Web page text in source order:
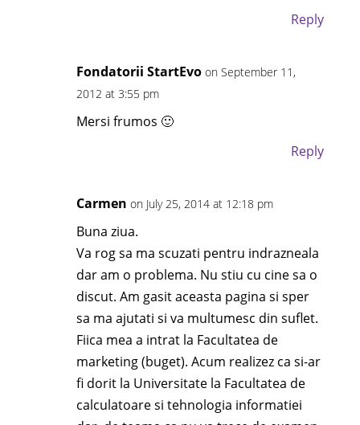
Reply
Fondatorii StartEvo on September 11,
2012 at 3:55 pm
Mersi frumos 🙂
Reply
Carmen on July 25, 2014 at 12:18 pm
Buna ziua.
Va rog sa ma scuzati pentru indrazneala
dar am o problema. Nu stiu cu cine sa o
discut. Am gasit aceasta pagina si sper
sa ma ajutati si va multumesc din suflet.
Fiica mea a intrat la Facultatea de
marketing (buget). Acum realizez ca si-ar
fi dorit la Universitate la Facultatea de
calculatoare si tehnologia informatiei